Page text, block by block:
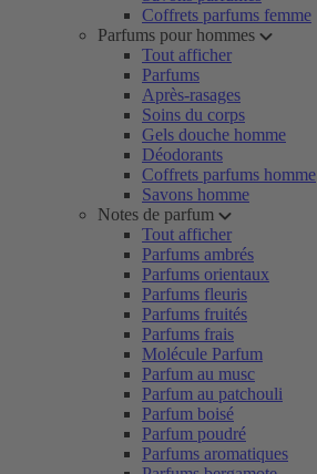
Coffrets parfums femme
Parfums pour hommes
Tout afficher
Parfums
Après-rasages
Soins du corps
Gels douche homme
Déodorants
Coffrets parfums homme
Savons homme
Notes de parfum
Tout afficher
Parfums ambrés
Parfums orientaux
Parfums fleuris
Parfums fruités
Parfums frais
Molécule Parfum
Parfum au musc
Parfum au patchouli
Parfum boisé
Parfum poudré
Parfums aromatiques